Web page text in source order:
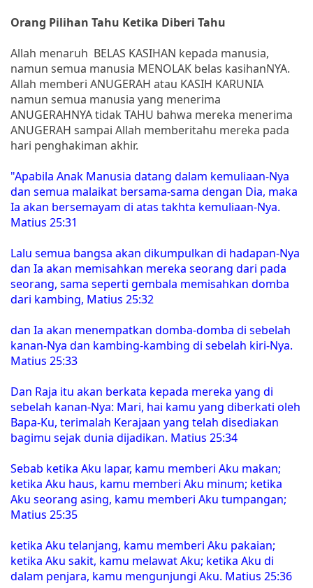
Orang Pilihan Tahu Ketika Diberi Tahu
Allah menaruh BELAS KASIHAN kepada manusia,
namun semua manusia MENOLAK belas kasihanNYA.
Allah memberi ANUGERAH atau KASIH KARUNIA
namun semua manusia yang menerima
ANUGERAHNYA tidak TAHU bahwa mereka menerima
ANUGERAH sampai Allah memberitahu mereka pada
hari penghakiman akhir.
"Apabila Anak Manusia datang dalam kemuliaan-Nya
dan semua malaikat bersama-sama dengan Dia, maka
Ia akan bersemayam di atas takhta kemuliaan-Nya.
Matius 25:31
Lalu semua bangsa akan dikumpulkan di hadapan-Nya
dan Ia akan memisahkan mereka seorang dari pada
seorang, sama seperti gembala memisahkan domba
dari kambing, Matius 25:32
dan Ia akan menempatkan domba-domba di sebelah
kanan-Nya dan kambing-kambing di sebelah kiri-Nya.
Matius 25:33
Dan Raja itu akan berkata kepada mereka yang di
sebelah kanan-Nya: Mari, hai kamu yang diberkati oleh
Bapa-Ku, terimalah Kerajaan yang telah disediakan
bagimu sejak dunia dijadikan. Matius 25:34
Sebab ketika Aku lapar, kamu memberi Aku makan;
ketika Aku haus, kamu memberi Aku minum; ketika
Aku seorang asing, kamu memberi Aku tumpangan;
Matius 25:35
ketika Aku telanjang, kamu memberi Aku pakaian;
ketika Aku sakit, kamu melawat Aku; ketika Aku di
dalam penjara, kamu mengunjungi Aku. Matius 25:36